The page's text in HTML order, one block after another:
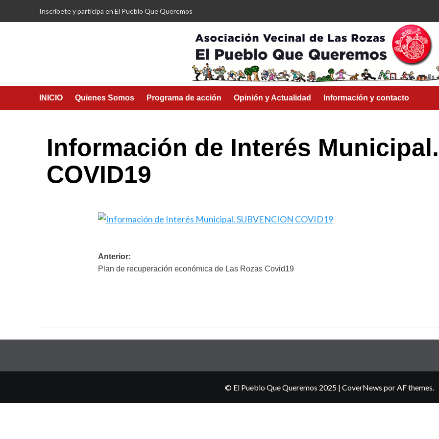
Inscríbete y participa en El Pueblo Que Queremos
INICIO Quienes Somos Programa de acción Opinión y Actualidad Información y contacto
Información de Interés Municipal.
COVID19
Navegación
de
Anterior:
Plan de recuperación económica de Las Rozas Covid19
© El Pueblo Que Queremos 2025 | CoverNews por AF themes.